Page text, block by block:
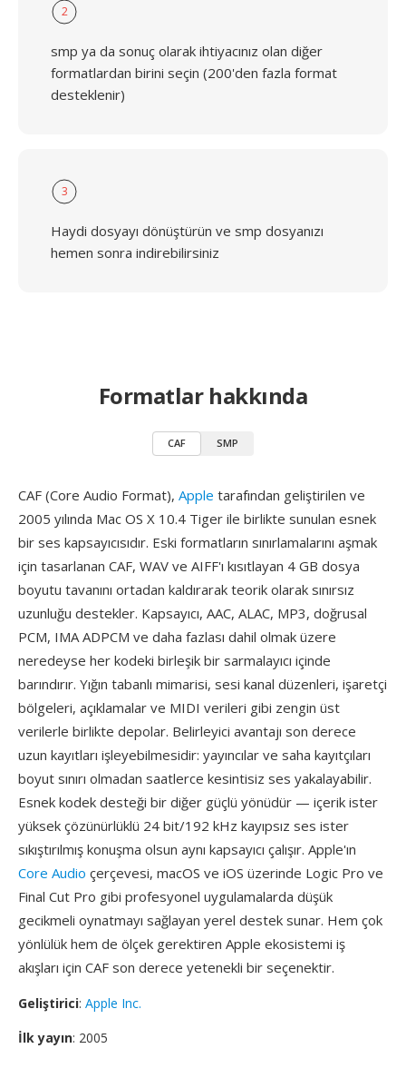
2
smp ya da sonuç olarak ihtiyacınız olan diğer
formatlardan birini seçin (200'den fazla format
desteklenir)
3
Haydi dosyayı dönüştürün ve smp dosyanızı
hemen sonra indirebilirsiniz
Formatlar hakkında
CAF SMP
CAF (Core Audio Format), Apple tarafından geliştirilen ve
2005 yılında Mac OS X 10.4 Tiger ile birlikte sunulan esnek
bir ses kapsayıcısıdır. Eski formatların sınırlamalarını aşmak
için tasarlanan CAF, WAV ve AIFF'ı kısıtlayan 4 GB dosya
boyutu tavanını ortadan kaldırarak teorik olarak sınırsız
uzunluğu destekler. Kapsayıcı, AAC, ALAC, MP3, doğrusal
PCM, IMA ADPCM ve daha fazlası dahil olmak üzere
neredeyse her kodeki birleşik bir sarmalayıcı içinde
barındırır. Yığın tabanlı mimarisi, sesi kanal düzenleri, işaretçi
bölgeleri, açıklamalar ve MIDI verileri gibi zengin üst
verilerle birlikte depolar. Belirleyici avantajı son derece
uzun kayıtları işleyebilmesidir: yayıncılar ve saha kayıtçıları
boyut sınırı olmadan saatlerce kesintisiz ses yakalayabilir.
Esnek kodek desteği bir diğer güçlü yönüdür — içerik ister
yüksek çözünürlüklü 24 bit/192 kHz kayıpsız ses ister
sıkıştırılmış konuşma olsun aynı kapsayıcı çalışır. Apple'ın
Core Audio çerçevesi, macOS ve iOS üzerinde Logic Pro ve
Final Cut Pro gibi profesyonel uygulamalarda düşük
gecikmeli oynatmayı sağlayan yerel destek sunar. Hem çok
yönlülük hem de ölçek gerektiren Apple ekosistemi iş
akışları için CAF son derece yetenekli bir seçenektir.
Geliştirici: Apple Inc.
İlk yayın: 2005